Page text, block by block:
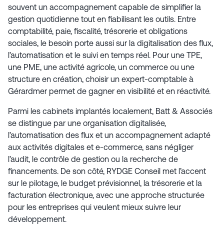
souvent un accompagnement capable de simplifier la
gestion quotidienne tout en fiabilisant les outils. Entre
comptabilité, paie, fiscalité, trésorerie et obligations
sociales, le besoin porte aussi sur la digitalisation des flux,
l’automatisation et le suivi en temps réel. Pour une TPE,
une PME, une activité agricole, un commerce ou une
structure en création, choisir un expert-comptable à
Gérardmer permet de gagner en visibilité et en réactivité.
Parmi les cabinets implantés localement, Batt & Associés
se distingue par une organisation digitalisée,
l’automatisation des flux et un accompagnement adapté
aux activités digitales et e-commerce, sans négliger
l’audit, le contrôle de gestion ou la recherche de
financements. De son côté, RYDGE Conseil met l’accent
sur le pilotage, le budget prévisionnel, la trésorerie et la
facturation électronique, avec une approche structurée
pour les entreprises qui veulent mieux suivre leur
développement.